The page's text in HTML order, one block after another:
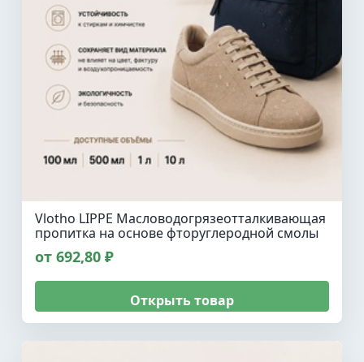
Vlotho LIPPE Масловодогрязеотталкивающая
пропитка на основе фторуглеродной смолы
от 692,80 ₽
Открыть товар